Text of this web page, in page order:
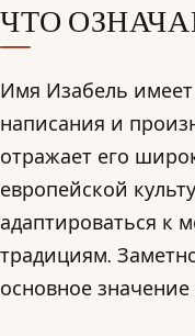
ЧТО
Имя Изабель
написания и
отражает его
европейской
адаптироваться к
традициям.
основное